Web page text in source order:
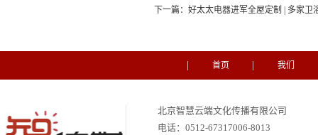
下一篇： 好太太电器进军全屋定制 | 多家卫
首页 我们
北京智慧云端文化传播有限公司
电话： 0512-67317006-8013